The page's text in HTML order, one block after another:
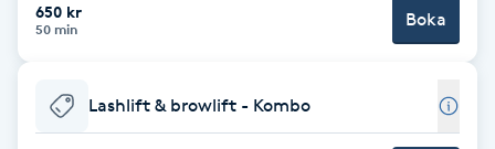
Bröllopsuppsättning
C
Celluliter
650 kr
50 min Boka
Lashlift & browlift - Kombo